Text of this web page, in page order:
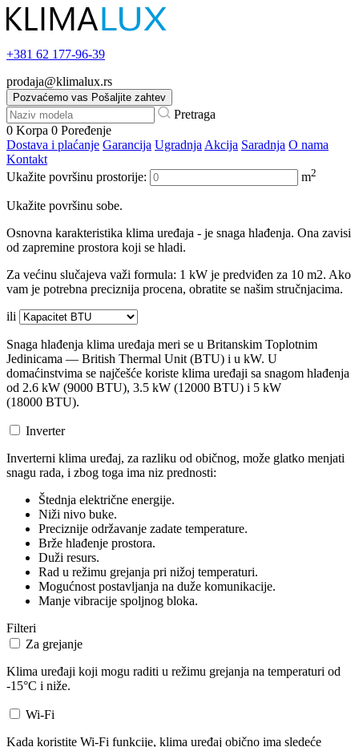
+381 62 177-96-39
prodaja@klimalux.rs
Pozvaćemo vas Pošaljite zahtev
Pretraga
0 Korpa 0 Poređenje
Dostava i plaćanje Garancija Ugradnja Akcija Saradnja O nama
Kontakt
Ukažite površinu prostorije:
m2
Ukažite površinu sobe.
Osnovna karakteristika klima uređaja - je snaga hlađenja. Ona zavisi
od zapremine prostora koji se hladi.
Za većinu slučajeva važi formula: 1 kW je predviđen za 10 m2. Ako
vam je potrebna preciznija procena, obratite se našim stručnjacima.
ili
Snaga hlađenja klima uređaja meri se u Britanskim Toplotnim
Jedinicama — British Thermal Unit (BTU) i u kW. U
domaćinstvima se najčešće koriste klima uređaji sa snagom hlađenja
od 2.6 kW (9000 BTU), 3.5 kW (12000 BTU) i 5 kW
(18000 BTU).
Inverter
Inverterni klima uređaj, za razliku od običnog, može glatko menjati
snagu rada, i zbog toga ima niz prednosti:
Štednja električne energije.
Niži nivo buke.
Preciznije održavanje zadate temperature.
Brže hlađenje prostora.
Duži resurs.
Rad u režimu grejanja pri nižoj temperaturi.
Mogućnost postavljanja na duže komunikacije.
Manje vibracije spoljnog bloka.
Filteri
Za grejanje
Klima uređaji koji mogu raditi u režimu grejanja na temperaturi od
-15°C i niže.
Wi-Fi
Kada koristite Wi-Fi funkcije, klima uređaj obično ima sledeće